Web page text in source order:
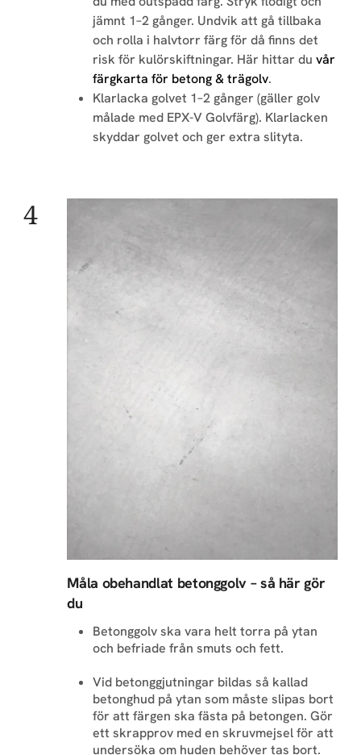
jämnt 1–2 gånger. Undvik att gå tillbaka
och rolla i halvtorr färg för då finns det
risk för kulörskiftningar. Här hittar duvår
färgkarta för betong & trägolv.
Klarlacka golvet 1–2 gånger (gäller golv
målade med EPX-V Golvfärg). Klarlacken
skyddar golvet och ger extra slityta.
Måla obehandlat betonggolv – så här gör
du
Betonggolv ska vara helt torra på ytan
och befriade från smuts och fett.
Vid betonggjutningar bildas så kallad
betonghud på ytan som måste slipas bort
för att färgen ska fästa på betongen. Gör
ett skrapprov med en skruvmejsel för att
undersöka om huden behöver tas bort.